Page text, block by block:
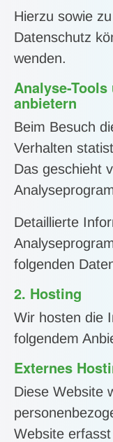
Hierzu sowie
Datenschutz
wenden.
Analyse-
anbietern
Beim Besuch
Verhalten
Das geschieht
Detaillierte
folgenden
2. Hosting
Wir hosten die
folgendem
Externes
Diese Website
Website